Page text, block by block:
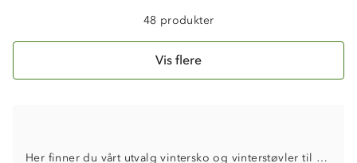
48 produkter
Vis flere
Her finner du vårt utvalg vintersko og vinterstøvler til voksen og barn. Vi har støvler fra kjente merkevarer som Treksta og Alpina som med sine Gore-Tex membraner er vanntette og slitesterke. Våre vintersko er godt egnet til helårsbruk og kan enkelt justeres med ullsåler og tykkere sokker
Våre butikker
Trelagsprinsippet barn
Alt du trenger til Norgesferien
Dette trenger du til barnehagen
Norgesferie 🇳🇴